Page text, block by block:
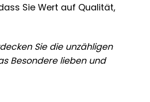
Sie Wert auf Qualität,
Sie die unzähligen
Besondere lieben und